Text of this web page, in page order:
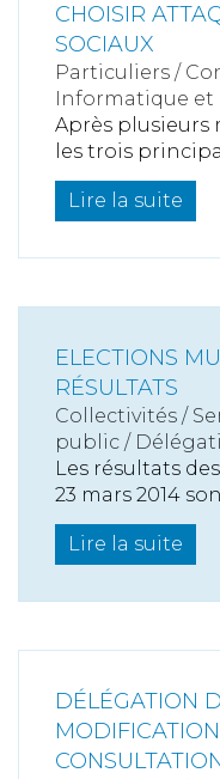
CHOISIR
SOCIAUX
Particuliers /
Informatique
Après plusieurs
les trois
Lire la suite
ELECTIONS
RÉSULTATS
Collectivités /
public /
Les résultats
23 mars 2014
Lire la suite
DÉLÉGATION